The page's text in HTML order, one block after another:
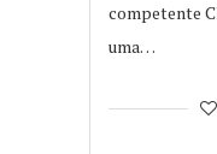
competente
uma…